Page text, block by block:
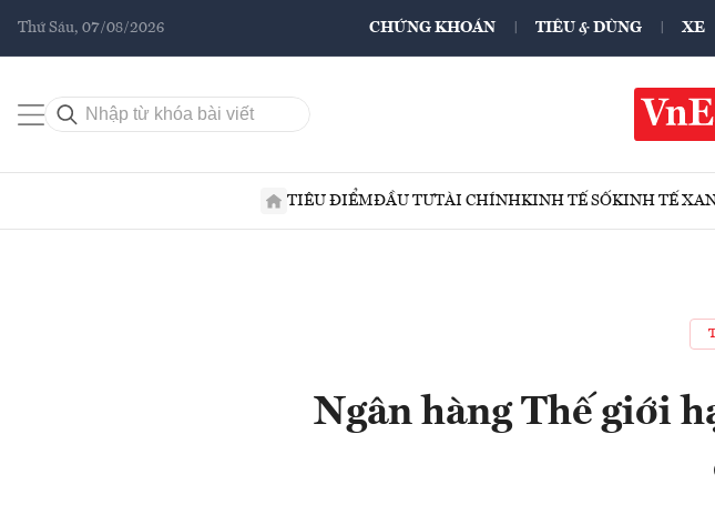
Thứ Sáu, 07/08/2026 CHỨNG KHOÁN TIÊU & DÙNG XE
TIÊU ĐIỂMĐẦU TƯTÀI CHÍNHKINH TẾ SỐKINH TẾ
Ngân hàng Thế giới